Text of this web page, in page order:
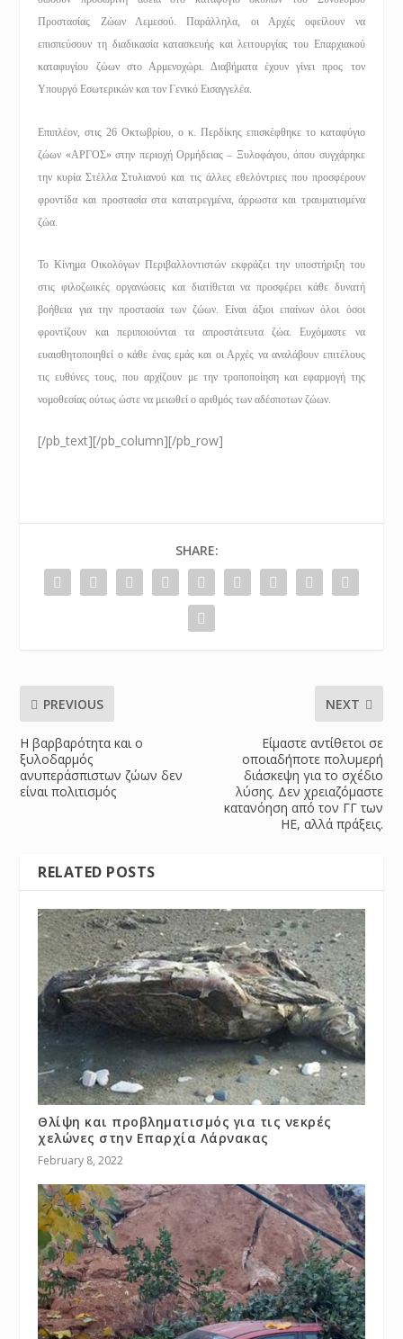
Προστασίας Ζώων Λεμεσού. Παράλληλα, οι Αρχές οφείλουν να
επισπεύσουν τη διαδικασία κατασκευής και λειτουργίας του Επαρχιακού
καταφυγίου ζώων στο Αρμενοχώρι. Διαβήματα έχουν γίνει προς τον
Υπουργό Εσωτερικών και τον Γενικό Εισαγγελέα.
Επιπλέον, στις 26 Οκτωβρίου, ο κ. Περδίκης επισκέφθηκε το καταφύγιο
ζώων «ΑΡΓΟΣ» στην περιοχή Ορμήδειας – Ξυλοφάγου, όπου συγχάρηκε
την κυρία Στέλλα Στυλιανού και τις άλλες εθελόντριες που προσφέρουν
φροντίδα και προστασία στα κατατρεγμένα, άρρωστα και τραυματισμένα
ζώα.
Το Κίνημα Οικολόγων Περιβαλλοντιστών εκφράζει την υποστήριξη του
στις φιλοζωικές οργανώσεις και διατίθεται να προσφέρει κάθε δυνατή
βοήθεια για την προστασία των ζώων. Είναι άξιοι επαίνων όλοι όσοι
φροντίζουν και περιποιούνται τα απροστάτευτα ζώα. Ευχόμαστε να
ευαισθητοποιηθεί ο κάθε ένας εμάς και οι Αρχές να αναλάβουν επιτέλους
τις ευθύνες τους, που αρχίζουν με την τροποποίηση και εφαρμογή της
νομοθεσίας ούτως ώστε να μειωθεί ο αριθμός των αδέσποτων ζώων.
[/pb_text][/pb_column][/pb_row]
SHARE:
PREVIOUS
Η βαρβαρότητα και ο
ξυλοδαρμός
ανυπεράσπιστων ζώων δεν
είναι πολιτισμός
NEXT
Είμαστε αντίθετοι σε
οποιαδήποτε πολυμερή
διάσκεψη για το σχέδιο
λύσης. Δεν χρειαζόμαστε
κατανόηση από τον ΓΓ των
ΗΕ, αλλά πράξεις.
RELATED POSTS
Θλίψη και προβληματισμός για τις νεκρές
χελώνες στην Επαρχία Λάρνακας
February 8, 2022